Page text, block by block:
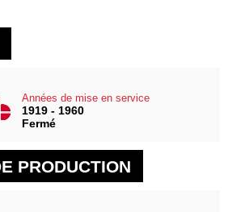
Années de mise en service
1919 - 1960
Fermé
PRODUCTION